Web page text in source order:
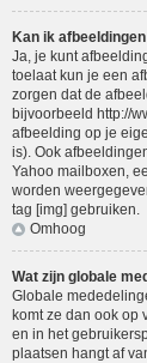
Kan ik
Ja, je kunt
toelaat kun je een
zorgen dat de
bijvoorbeeld http://
afbeelding op je
is). Ook
Yahoo mailboxen,
worden
tag [img] gebruiken.
Omhoog
Wat zijn globale
Globale
komt ze dan ook
en in het
plaatsen hangt af